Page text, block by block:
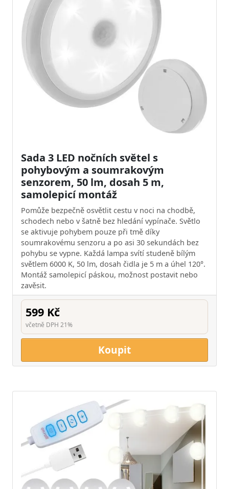
Sada 3 LED nočních světel s
pohybovým a soumrakovým
senzorem, 50 lm, dosah 5 m,
samolepicí montáž
Pomůže bezpečně osvětlit cestu v noci na chodbě,
schodech nebo v šatně bez hledání vypínače. Světlo
se aktivuje pohybem pouze při tmě díky
soumrakovému senzoru a po asi 30 sekundách bez
pohybu se vypne. Každá lampa svítí studeně bílým
světlem 6000 K, 50 lm, dosah čidla je 5 m a úhel 120°.
Montáž samolepicí páskou, možnost postavit nebo
zavěsit.
599 Kč
včetně DPH 21%
Koupit